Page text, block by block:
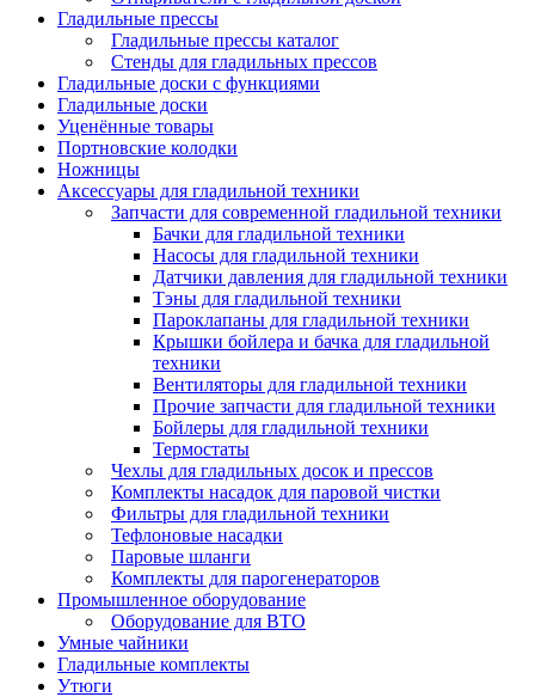
Гладильные прессы
Гладильные прессы каталог
Стенды для гладильных прессов
Гладильные доски с функциями
Гладильные доски
Уценённые товары
Портновские колодки
Ножницы
Аксессуары для гладильной техники
Запчасти для современной гладильной техники
Бачки для гладильной техники
Насосы для гладильной техники
Датчики давления для гладильной техники
Тэны для гладильной техники
Пароклапаны для гладильной техники
Крышки бойлера и бачка для гладильной
техники
Вентиляторы для гладильной техники
Прочие запчасти для гладильной техники
Бойлеры для гладильной техники
Термостаты
Чехлы для гладильных досок и прессов
Комплекты насадок для паровой чистки
Фильтры для гладильной техники
Тефлоновые насадки
Паровые шланги
Комплекты для парогенераторов
Промышленное оборудование
Оборудование для ВТО
Умные чайники
Гладильные комплекты
Утюги